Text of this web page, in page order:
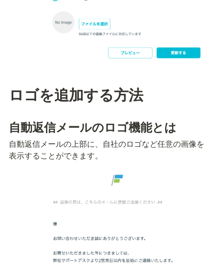
ロゴを追加する方法
自動返信メールのロゴ機能とは
自動返信メールの上部に、自社のロゴなど任意の画像を
表示することができます。